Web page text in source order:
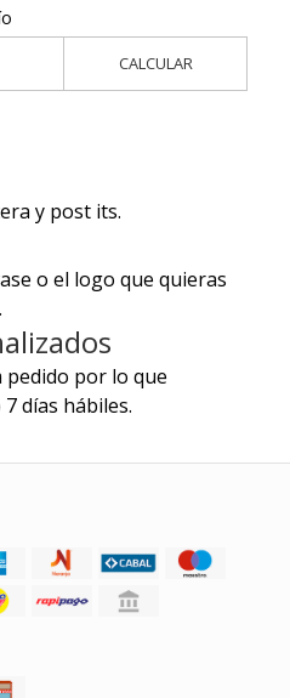
CALCULAR
y post its.
o el logo que quieras
pedido por lo que
días hábiles.